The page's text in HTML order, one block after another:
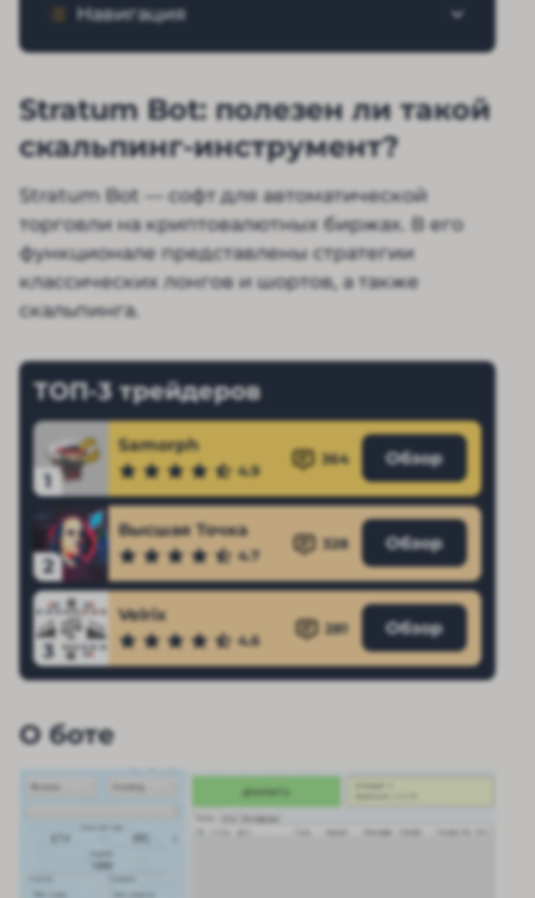
Навигация
Stratum Bot: полезен ли такой
скальпинг-инструмент?
Stratum Bot — софт для автоматической
торговли на криптовалютных биржах. В его
функционале представлены стратегии
классических лонгов и шортов, а также
скальпинга.
ТОП-3 трейдеров
1
Samorph
4.9
364 Обзор
2
Высшая Точка
4.7
328 Обзор
3
Velrix
4.6
281 Обзор
О боте